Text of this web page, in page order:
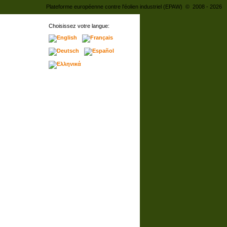
Choisissez votre langue:
Plateforme européenne contre l'éolien industriel (EPAW) © 2008 - 2026